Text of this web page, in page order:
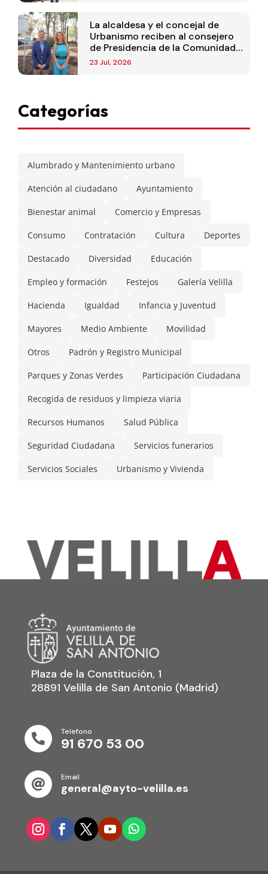
La alcaldesa y el concejal de
Urbanismo reciben al consejero
de Presidencia de la Comunidad
de Madrid
23 Jul, 2026
Categorías
Alumbrado y Mantenimiento urbano
Atención al ciudadano Ayuntamiento
Bienestar animal Comercio y Empresas
Consumo Contratación Cultura Deportes
Destacado Diversidad Educación
Empleo y formación Festejos Galería Velilla
Hacienda Igualdad Infancia y Juventud
Mayores Medio Ambiente Movilidad
Otros Padrón y Registro Municipal
Parques y Zonas Verdes Participación Ciudadana
Recogida de residuos y limpieza viaria
Recursos Humanos Salud Pública
Seguridad Ciudadana Servicios funerarios
Servicios Sociales Urbanismo y Vivienda
Plaza de la Constitución, 1
28891 Velilla de San Antonio (Madrid)

Telefono
91 670 53 00

Email
general@ayto-velilla.es